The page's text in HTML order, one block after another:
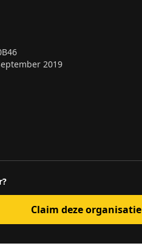
2019
Claim deze organisatie